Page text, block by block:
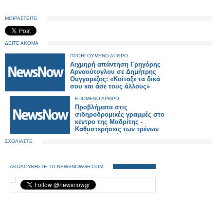
ΜΟΙΡΑΣΤΕΙΤΕ
ΔΕΙΤΕ ΑΚΟΜΑ
ΠΡΟΗΓΟΥΜΕΝΟ ΑΡΘΡΟ
Αιχμηρή απάντηση Γρηγόρης
Αρναούτογλου σε Δημήτρης
Ουγγαρέζος: «Κοίταξε τα δικά
σου και άσε τους άλλους»
ΕΠΟΜΕΝΟ ΑΡΘΡΟ
Προβλήματα στις
σιδηροδρομικές γραμμές στο
κέντρο της Μαδρίτης -
Καθυστερήσεις των τρένων
σε ώρες αιχμής.
ΣΧΟΛΙΑΣΤΕ
ΑΚΟΛΟΥΘΗΣΤΕ ΤΟ NEWSNOWGR.COM